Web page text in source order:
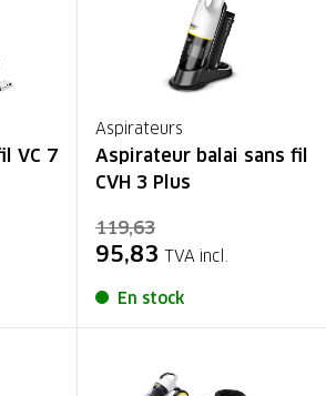
VC 7
Aspirateurs
Aspirateur balai sans fil
CVH 3 Plus
119,63
95,83 TVA incl.
En stock